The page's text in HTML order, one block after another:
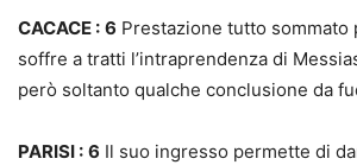
CACACE : 6 Prestazione tutto sommato
soffre a tratti l’intraprendenza di
però soltanto qualche conclusione da
PARISI : 6 Il suo ingresso permette di